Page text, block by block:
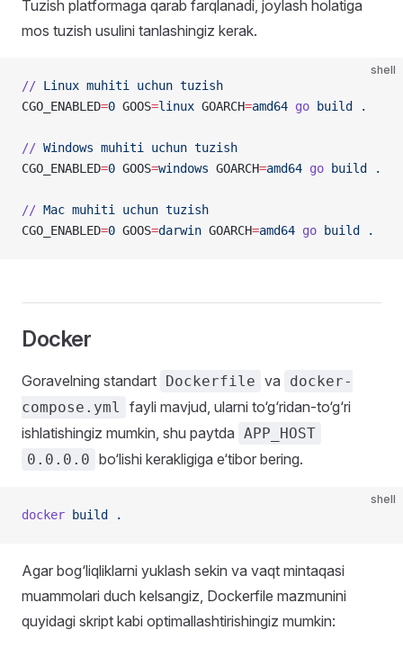
Tuzish platformaga qarab farqlanadi, joylash holatiga
mos tuzish usulini tanlashingiz kerak.
shell
// Linux muhiti uchun tuzish
CGO_ENABLED=0 GOOS=linux GOARCH=amd64 go build .
// Windows muhiti uchun tuzish
CGO_ENABLED=0 GOOS=windows GOARCH=amd64 go build .
// Mac muhiti uchun tuzish
CGO_ENABLED=0 GOOS=darwin GOARCH=amd64 go build .
Docker
Goravelning standart Dockerfile va
docker-
compose.yml
fayli mavjud, ularni to‘g‘ridan-to‘g‘ri
ishlatishingiz mumkin, shu paytda APP_HOST
0.0.0.0 bo‘lishi kerakligiga e‘tibor bering.
shell
docker build .
Agar bog‘liqliklarni yuklash sekin va vaqt mintaqasi
muammolari duch kelsangiz, Dockerfile mazmunini
quyidagi skript kabi optimallashtirishingiz mumkin: